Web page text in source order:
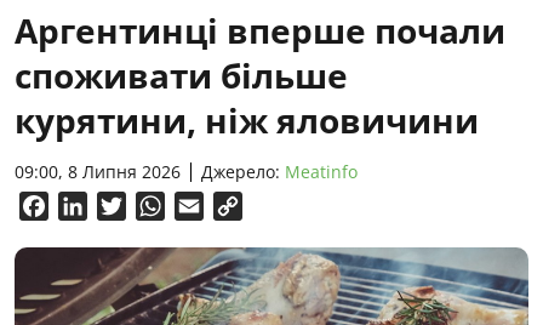
Аргентинці вперше почали
споживати більше
курятини, ніж яловичини
09:00, 8 Липня 2026 Джерело: Meatinfo
FacebookLinkedInTwitterWhatsApp
Email